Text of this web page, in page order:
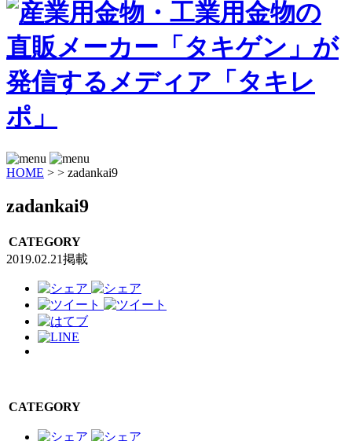
HOME > > zadankai9
zadankai9
CATEGORY
2019.02.21掲載
CATEGORY